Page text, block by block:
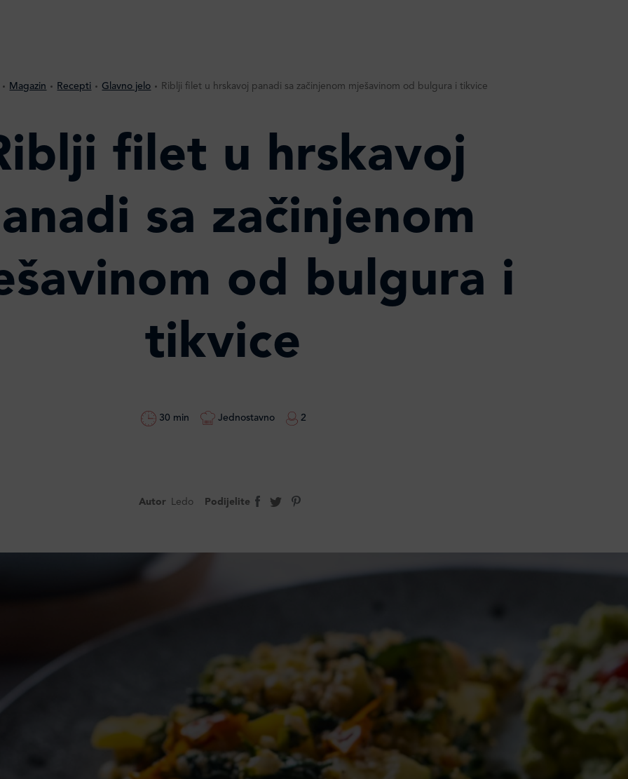
Magazin Recepti Glavno jelo Riblji filet u hrskavoj panadi sa začinjenom mješavinom od bulgura i tikvice
filet u hrskavoj
sa začinjenom
od bulgura i
tikvice
30 min Jednostavno 2
Autor Ledo Podijelite